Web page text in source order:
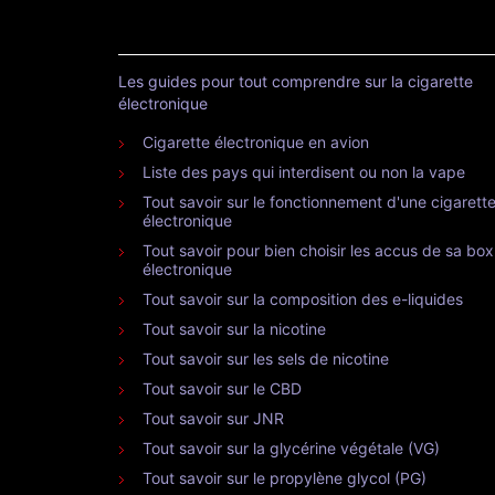
Les guides pour tout comprendre sur la cigarette
électronique
Cigarette électronique en avion
Liste des pays qui interdisent ou non la vape
Tout savoir sur le fonctionnement d'une cigarette
électronique
Tout savoir pour bien choisir les accus de sa box
électronique
Tout savoir sur la composition des e-liquides
Tout savoir sur la nicotine
Tout savoir sur les sels de nicotine
Tout savoir sur le CBD
Tout savoir sur JNR
Tout savoir sur la glycérine végétale (VG)
Tout savoir sur le propylène glycol (PG)